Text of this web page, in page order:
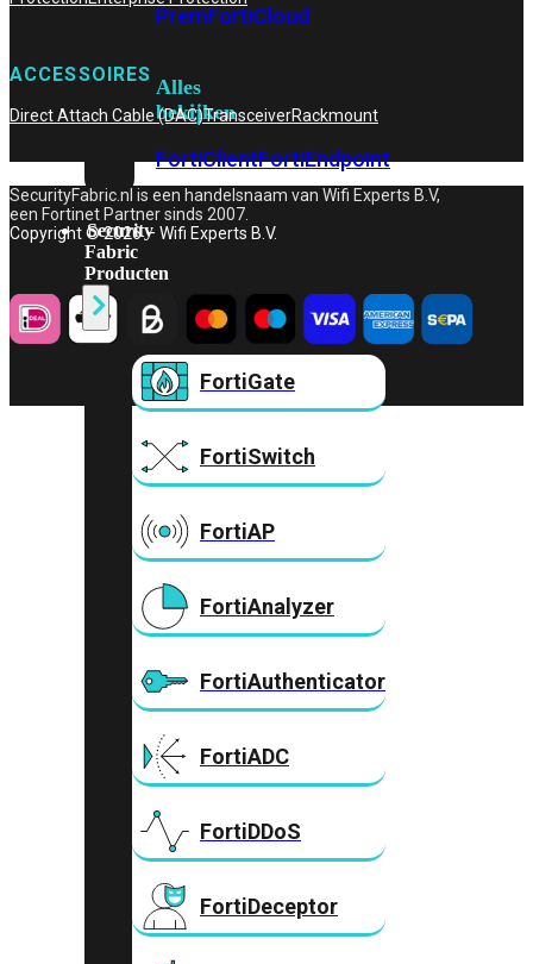
PremFortiCloud
Alles
bekijken
FortiClientFortiEndpoint
Security
Fabric
Producten
FortiGate
FortiSwitch
FortiAP
FortiAnalyzer
FortiAuthenticator
FortiADC
FortiDDoS
FortiDeceptor
ACCESSOIRES
Direct Attach Cable (DAC)TransceiverRackmount
SecurityFabric.nl is een handelsnaam van Wifi Experts B.V,
een Fortinet Partner sinds 2007.
Copyright © 2026 – Wifi Experts B.V.